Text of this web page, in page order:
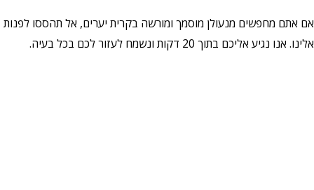
מחפשים מנעולן מוסמך ומורשה בקרית יערים, אל תהססו לפנות
אליכם בתוך 20 דקות ונשמח לעזור לכם בכל בעיה.